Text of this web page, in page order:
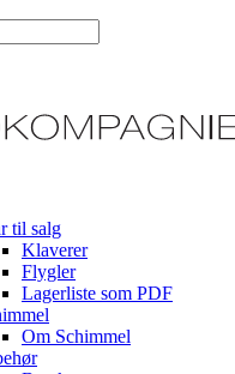
til salg
Klaverer
Flygler
Lagerliste som PDF
Om Schimmel